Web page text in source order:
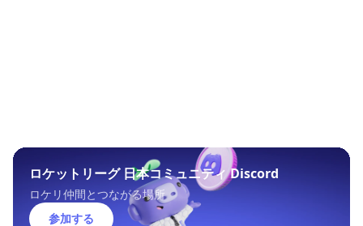
ロケットリーグ 日本コミュニティ Discord
ロケリ仲間とつながる場所
参加する